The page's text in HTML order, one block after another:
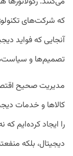
که شرکت‌های
آنجایی که فواید
تصمیم‌ها و
مدیریت صحیح
کالاها و خدمات
را ایجاد کرده‌ایم
دیجیتال، بلکه